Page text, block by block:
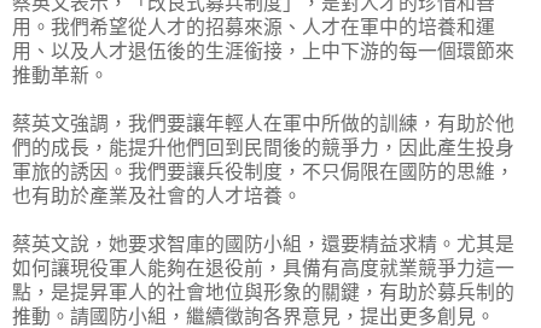
用。我們希望從人才的招募來源、人才在軍中的培養和運
用、以及人才退伍後的生涯銜接，上中下游的每一個環節來
推動革新。
蔡英文強調，我們要讓年輕人在軍中所做的訓練，有助於他
們的成長，能提升他們回到民間後的競爭力，因此產生投身
軍旅的誘因。我們要讓兵役制度，不只侷限在國防的思維，
也有助於產業及社會的人才培養。
蔡英文說，她要求智庫的國防小組，還要精益求精。尤其是
如何讓現役軍人能夠在退役前，具備有高度就業競爭力這一
點，是提昇軍人的社會地位與形象的關鍵，有助於募兵制的
推動。請國防小組，繼續徵詢各界意見，提出更多創見。